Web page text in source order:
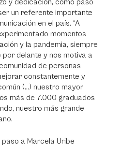
y dedicación, como pasó
un referente importante
en el país. “A
momentos
y la pandemia, siempre
por delante y nos motiva a
de personas
constantemente y
(…) nuestro mayor
más de 7.000 graduados
nuestro más grande
a Marcela Uribe